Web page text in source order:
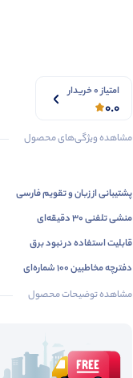
امتیاز 0 خریدار
0.0
مشاهده ویژگی‌های محصول
پشتیبانی از زبان و تقویم فارسی
منشی تلفنی 30 دقیقه‌ای
قابلیت استفاده در نبود برق
دفترچه مخاطبین 100 شماره‌ای
15 ساعت شارژدهی مکالمه
نمایشگر 1.8 اینچی
مشاهده توضیحات محصول